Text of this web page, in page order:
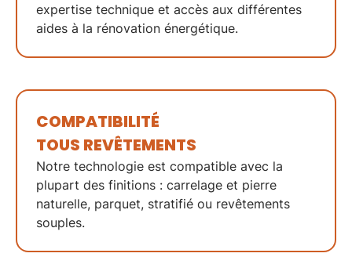
expertise technique et accès aux différentes
aides à la rénovation énergétique.
COMPATIBILITÉ
TOUS REVÊTEMENTS
Notre technologie est compatible avec la
plupart des finitions : carrelage et pierre
naturelle, parquet, stratifié ou revêtements
souples.